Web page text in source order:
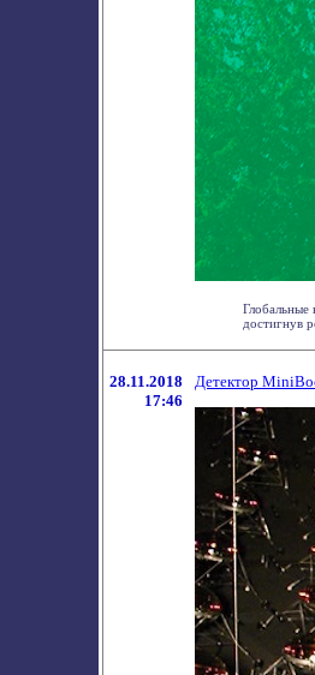
Глобальные
достигнув
28.11.2018
17:46
Детектор